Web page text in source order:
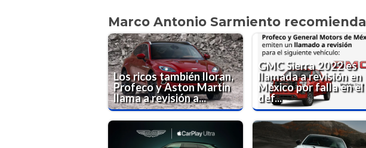
Marco Antonio Sarmiento recomienda
Los ricos también lloran,
Profeco y Aston Martin
llama a revisión a...
GMC Sierra 2022 es
llamada a revisión en
México por falla en el
def...